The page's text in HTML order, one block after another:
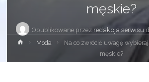
męskie?
Opublikowane przez redakcja serwisu
StronaModa
Na co zwrócić uwagę
męskie?